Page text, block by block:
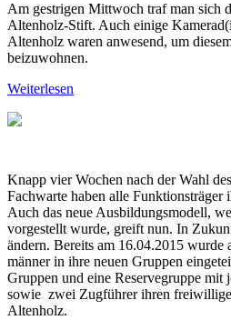
Am gestrigen Mittwoch traf man sich
Altenholz-Stift. Auch einige
Altenholz waren anwesend, um
beizuwohnen.
Weiterlesen
Knapp vier Wochen nach der Wahl
Fachwarte haben alle Funktionsträger
Auch das neue Ausbildungsmodell,
vorgestellt wurde, greift nun. In
ändern. Bereits am 16.04.2015 wurde
männer in ihre neuen Gruppen
Gruppen und eine Reservegruppe mit
sowie zwei Zugführer ihren
Altenholz.